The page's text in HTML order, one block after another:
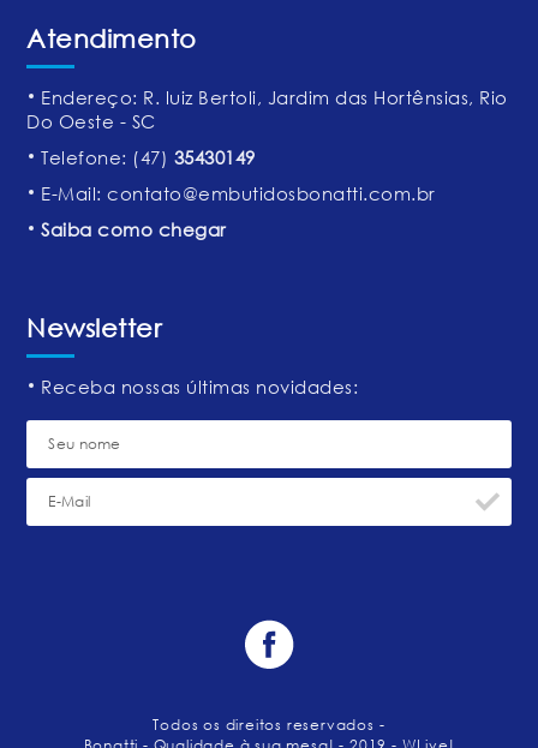
Atendimento
Endereço: R. luiz Bertoli, Jardim das Hortênsias, Rio
Do Oeste - SC
Telefone: (47) 35430149
E-Mail:contato@embutidosbonatti.com.br
Saiba como chegar
Newsletter
Receba nossas últimas novidades:
Todos os direitos reservados -